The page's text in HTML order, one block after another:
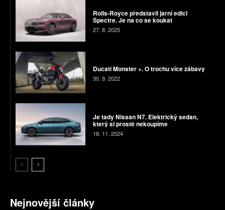
Rolls-Royce představil jarní edici
Spectre. Je na co se koukat
27. 8. 2025
Ducati Monster +. O trochu více zábavy
30. 9. 2022
Je tady Nissan N7. Elektrický sedan,
který si prostě nekoupíme
18. 11. 2024
Nejnovější články